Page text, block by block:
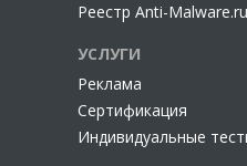
Реестр Anti-Malware.ru
УСЛУГИ
Реклама
Сертификация
Индивидуальные